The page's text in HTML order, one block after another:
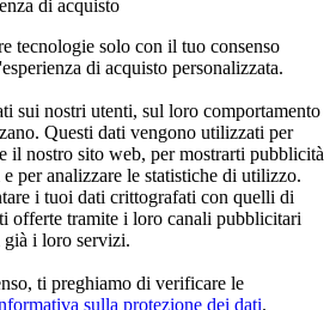
di acquisto
tecnologie solo con il tuo consenso
di acquisto personalizzata.
sui nostri utenti, sul loro comportamento
Questi dati vengono utilizzati per
il nostro sito web, per mostrarti pubblicità
per analizzare le statistiche di utilizzo.
i tuoi dati crittografati con quelli di
offerte tramite i loro canali pubblicitari
i loro servizi.
ti preghiamo di verificare le
sulla protezione dei dati.